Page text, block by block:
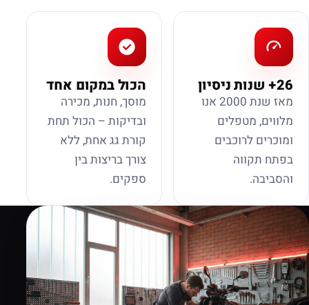
26+ שנות ניסיון
מאז שנת 2000 אנו
מלווים, מטפלים
ומוכרים לרוכבים
בפתח תקווה
והסביבה.
הכול במקום אחד
מוסך, חנות, מכירה
ובדיקות – הכול תחת
קורת גג אחת, ללא
צורך בריצות בין
ספקים.